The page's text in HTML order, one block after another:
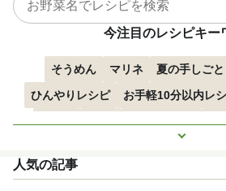
今注目のレシピキー
そうめん マリネ 夏の手しごと
ひんやりレシピ
お手軽10分以内レ
もっと見
人気の記事